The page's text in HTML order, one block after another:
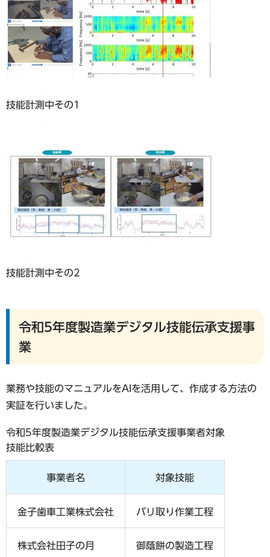
技能計測中その1
技能計測中その2
令和5年度製造業デジタル技能伝承支援事
業
業務や技能のマニュアルをAIを活用して、作成する方法の
実証を行いました。
令和5年度製造業デジタル技能伝承支援事業者対象
技能比較表
事業者名 対象技能
金子歯車工業株式会社 バリ取り作業工程
株式会社田子の月 御蔭餅の製造工程